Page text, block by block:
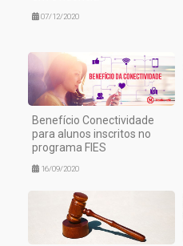
07/12/2020
Benefício Conectividade
para alunos inscritos no
programa FIES
16/09/2020